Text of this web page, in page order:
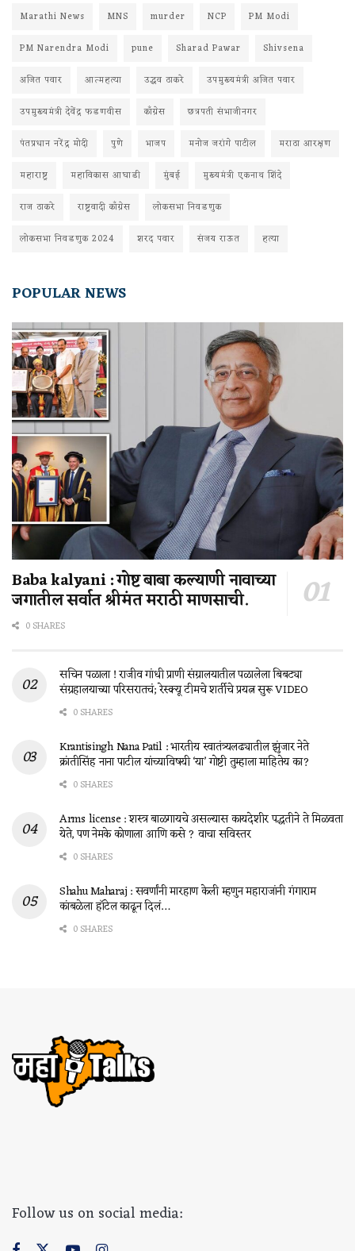
Marathi News MNS murder NCP
PM Modi
PM Narendra Modi
pune Sharad Pawar
Shivsena
अजित पवार
आत्महत्या उद्धव ठाकरे
उपमुख्यमंत्री अजित पवार
उपमुख्यमंत्री देवेंद्र फडणवीस
काँग्रेस
छत्रपती संभाजीनगर
पंतप्रधान नरेंद्र मोदी
पुणे भाजप मनोज जरांगे पाटील
मराठा आरक्षण
महाराष्ट्र
महाविकास आघाडी मुंबई
मुख्यमंत्री एकनाथ शिंदे
राज ठाकरे
राष्ट्रवादी काँग्रेस
लोकसभा निवडणुक
लोकसभा निवडणुक 2024
शरद पवार संजय राऊत हत्या
POPULAR NEWS
Baba kalyani : गोष्ट बाबा कल्याणी नावाच्या
जगातील सर्वात श्रीमंत मराठी माणसाची.
0 SHARES
सचिन पळाला ! राजीव गांधी प्राणी संग्रालयातील पळालेला बिबट्या
संग्रहालयाच्या परिसरातचं; रेस्क्यू टीमचे शर्तीचे प्रयत्न सुरू VIDEO
0 SHARES
Krantisingh Nana Patil : भारतीय स्वातंत्र्यलढ्यातील झुंजार नेते
क्रांतीसिंह नाना पाटील यांच्याविषयी ‘या’ गोष्टी तुम्हाला माहितेय का?
0 SHARES
Arms license : शस्त्र बाळगायचे असल्यास कायदेशीर पद्धतीने ते मिळवता
येते, पण नेमके कोणाला आणि कसे ? वाचा सविस्तर
0 SHARES
Shahu Maharaj : सवर्णांनी मारहाण केली म्हणुन महाराजांनी गंगाराम
कांबळेला हॉटेल काढून दिलं…
0 SHARES
Follow us on social media: